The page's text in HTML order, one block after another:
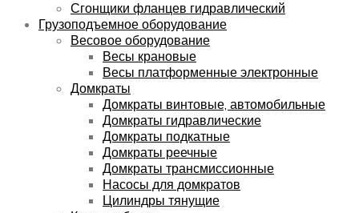
Сгонщики фланцев гидравлический
Грузоподъемное оборудование
Весовое оборудование
Весы крановые
Весы платформенные электронные
Домкраты
Домкраты винтовые, автомобильные
Домкраты гидравлические
Домкраты подкатные
Домкраты реечные
Домкраты трансмиссионные
Насосы для домкратов
Цилиндры тянущие